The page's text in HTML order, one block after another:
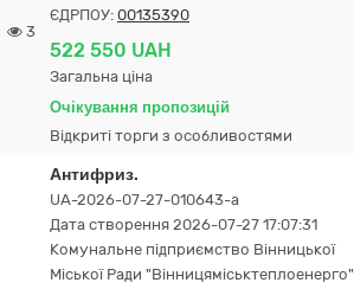
3
ЄДРПОУ: 00135390
522 550 UAH
Загальна ціна
Очікування пропозицій
Відкриті торги з особливостями
Антифриз.
UA-2026-07-27-010643-a
Дата створення 2026-07-27 17:07:31
Комунальне підприємство Вінницької
Міської Ради "Вінницяміськтеплоенерго"